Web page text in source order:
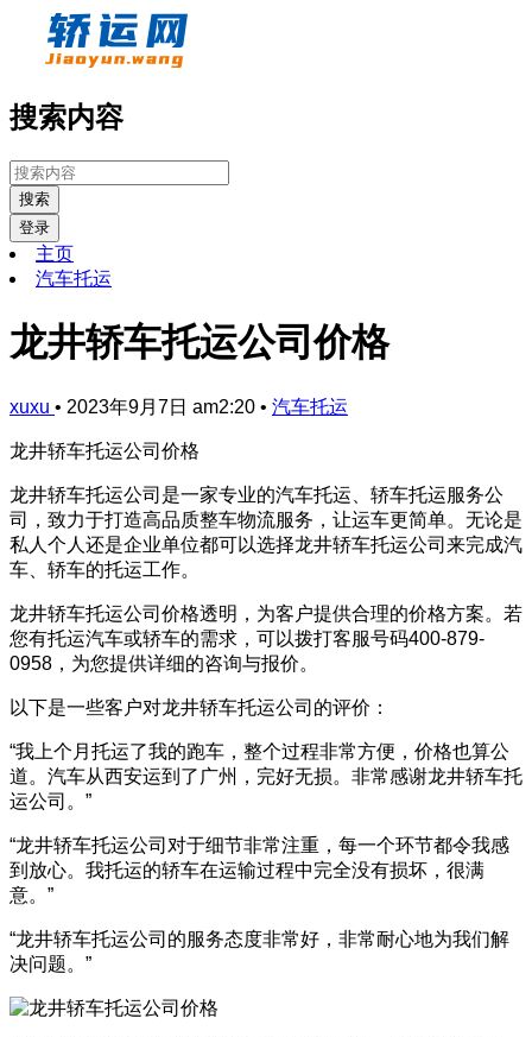
搜索内容
搜索
登录
主页
汽车托运
龙井轿车托运公司价格
xuxu • 2023年9月7日 am2:20 • 汽车托运
龙井轿车托运公司价格
龙井轿车托运公司是一家专业的汽车托运、轿车托运服务公
司，致力于打造高品质整车物流服务，让运车更简单。无论是
私人个人还是企业单位都可以选择龙井轿车托运公司来完成汽
车、轿车的托运工作。
龙井轿车托运公司价格透明，为客户提供合理的价格方案。若
您有托运汽车或轿车的需求，可以拨打客服号码400-879-
0958，为您提供详细的咨询与报价。
以下是一些客户对龙井轿车托运公司的评价：
“我上个月托运了我的跑车，整个过程非常方便，价格也算公
道。汽车从西安运到了广州，完好无损。非常感谢龙井轿车托
运公司。”
“龙井轿车托运公司对于细节非常注重，每一个环节都令我感
到放心。我托运的轿车在运输过程中完全没有损坏，很满
意。”
“龙井轿车托运公司的服务态度非常好，非常耐心地为我们解
决问题。”